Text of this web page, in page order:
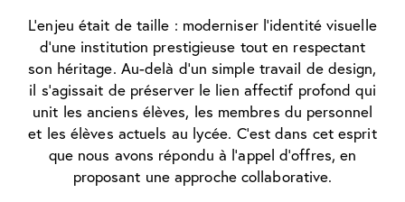
L’enjeu était de taille : moderniser l’identité visuelle
d’une institution prestigieuse tout en respectant
son héritage. Au-delà d’un simple travail de design,
il s’agissait de préserver le lien affectif profond qui
unit les anciens élèves, les membres du personnel
et les élèves actuels au lycée. C’est dans cet esprit
que nous avons répondu à l’appel d’offres, en
proposant une approche collaborative.